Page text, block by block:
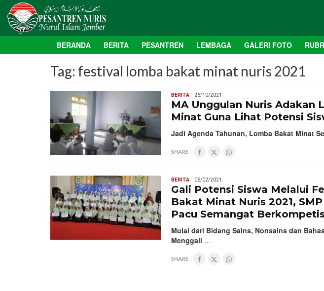
BERANDA BERITA PESANTREN LEMBAGA GALERI FOTO
Tag: festival lomba bakat minat nuris 2021
BERITA 26/10/2021
MA Unggulan Nuris Adakan
Minat Guna Lihat Potensi
Jadi Agenda Tahunan, Lomba Bakat Minat
SHARE
BERITA 06/02/2021
Gali Potensi Siswa Melalui
Bakat Minat Nuris 2021,
Pacu Semangat
Mulai dari Bidang Sains, Nonsains dan
Menggali …
SHARE